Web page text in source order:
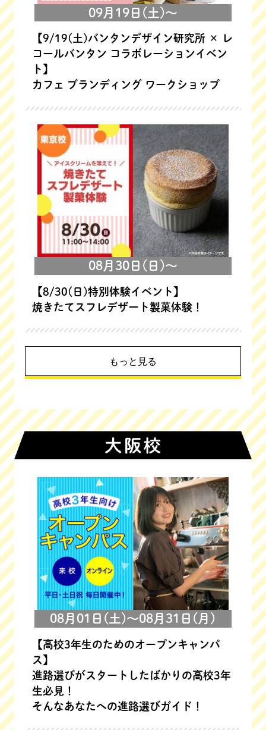
09月19日(土)～
【9/19(土)バンタンデザイン研究所 × レ
コールバンタン コラボレーションイベン
ト】
カフェ ブランディング ワークショップ
08月30日(日)～
【8/30(日)特別体験イベント】
焼きたてスフレデザート製菓体験！
もっと見る
08月01日(土)～08月31日(月)
【高校3年生のためのオープンキャンパ
ス】
進路選びがスタートしたばかりの高校3年
生必見！
そんなあなたへの進路選びガイド！